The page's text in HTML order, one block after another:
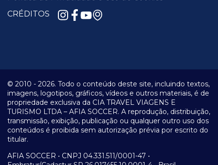
CRÉDITOS
© 2010 - 2026. Todo o conteúdo deste site, incluindo textos,
imagens, logotipos, gráficos, vídeos e outros materiais, é de
propriedade exclusiva da CIA TRAVEL VIAGENS E
TURISMO LTDA – AFIA SOCCER. A reprodução, distribuição,
transmissão, exibição, publicação ou qualquer outro uso dos
conteúdos é proibida sem autorização prévia por escrito do
titular.
AFIA SOCCER • CNPJ 04.331.511/0001-47 •